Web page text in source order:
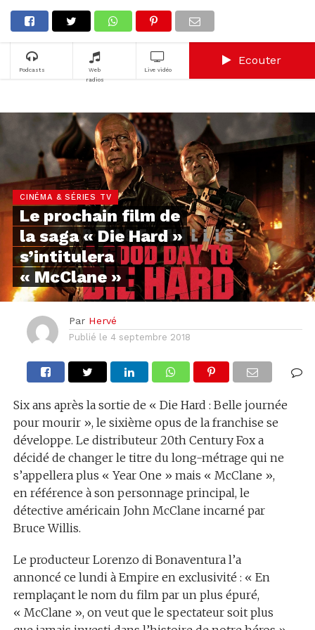
Podcasts
Web
radios
Live vidéo
Ecouter
CINÉMA & SÉRIES TV
Le prochain film de
la saga « Die Hard »
s’intitulera
« McClane »
Par Hervé
Publié le 4 septembre 2018
Six ans après la sortie de « Die Hard : Belle journée
pour mourir », le sixième opus de la franchise se
développe. Le distributeur 20th Century Fox a
décidé de changer le titre du long-métrage qui ne
s’appellera plus « Year One » mais « McClane »,
en référence à son personnage principal, le
détective américain John McClane incarné par
Bruce Willis.
Le producteur Lorenzo di Bonaventura l’a
annoncé ce lundi à Empire en exclusivité : « En
remplaçant le nom du film par un plus épuré,
« McClane », on veut que le spectateur soit plus